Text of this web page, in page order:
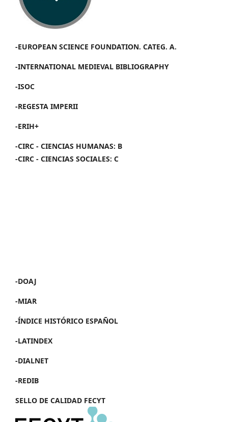
-EUROPEAN SCIENCE FOUNDATION. CATEG. A.
-INTERNATIONAL MEDIEVAL BIBLIOGRAPHY
-ISOC
-REGESTA IMPERII
-ERIH+
-CIRC - CIENCIAS HUMANAS: B
-CIRC - CIENCIAS SOCIALES: C
-DOAJ
-MIAR
-ÍNDICE HISTÓRICO ESPAÑOL
-LATINDEX
-DIALNET
-REDIB
SELLO DE CALIDAD FECYT